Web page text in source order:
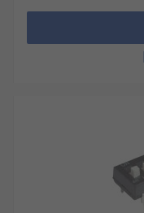
贴片式DIP开关
技术，体积小
密度电路板设计
带锁DIP开关：
止意外触碰改
定参数的关键场
高电流DIP开关